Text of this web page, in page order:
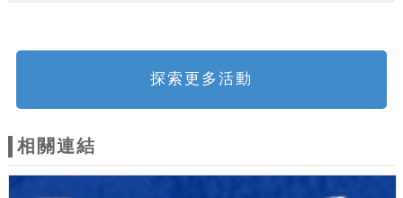
探索更多活動
相關連結